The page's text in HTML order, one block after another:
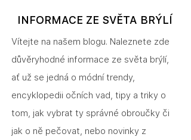
INFORMACE ZE SVĚTA BRÝLÍ
Vítejte na našem blogu. Naleznete zde
důvěryhodné informace ze světa brýlí,
ať už se jedná o módní trendy,
encyklopedii očních vad, tipy a triky o
tom, jak vybrat ty správné obroučky či
jak o ně pečovat, nebo novinky z